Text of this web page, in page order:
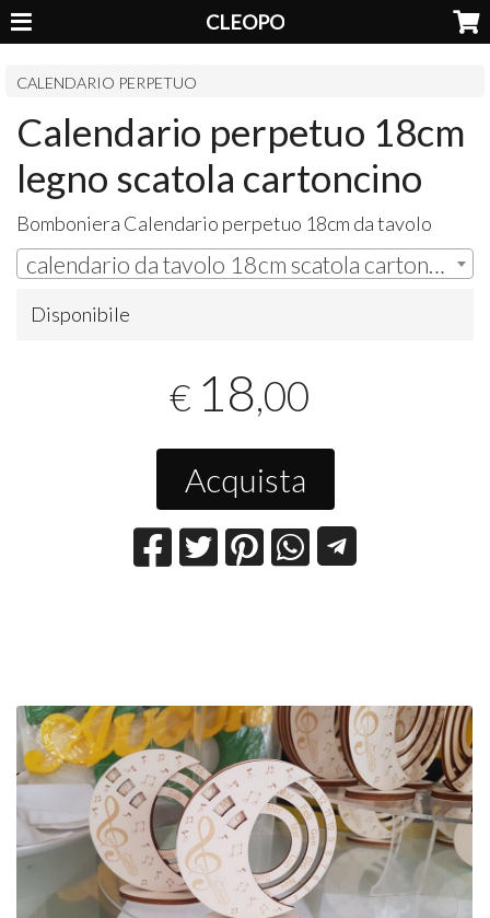
CLEOPO
CALENDARIO PERPETUO
Calendario perpetuo 18cm
legno scatola cartoncino
Bomboniera Calendario perpetuo 18cm da tavolo
calendario da tavolo 18cm scatola cartoncino con nastri senza confetti (#SC800116) | € 18,00
Disponibile
€ 18,00
Acquista